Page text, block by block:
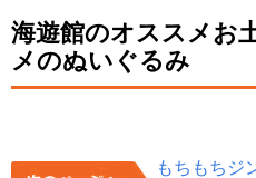
海遊館のオススメお
メのぬいぐるみ
もちもちジ